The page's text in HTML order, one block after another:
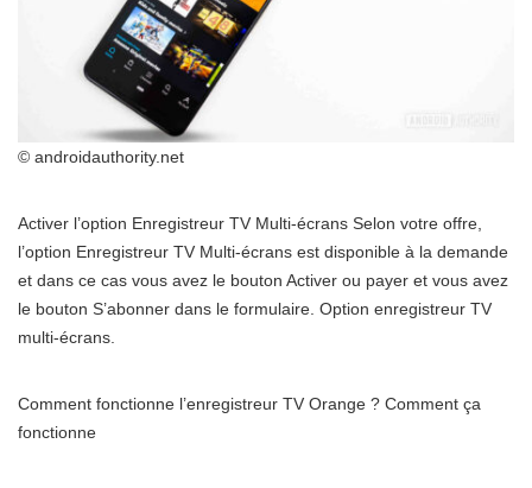
© androidauthority.net
Activer l’option Enregistreur TV Multi-écrans Selon votre offre,
l’option Enregistreur TV Multi-écrans est disponible à la demande
et dans ce cas vous avez le bouton Activer ou payer et vous avez
le bouton S’abonner dans le formulaire. Option enregistreur TV
multi-écrans.
Comment fonctionne l’enregistreur TV Orange ? Comment ça
fonctionne